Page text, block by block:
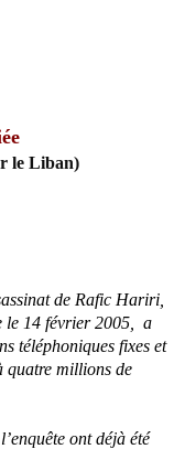
le Liban)
de Rafic Hariri,
14 février 2005,
a
téléphoniques fixes et
quatre millions de
ont déjà été